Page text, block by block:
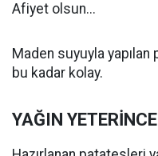
Afiyet olsun...
Maden suyuyla
bu kadar kolay.
YAĞIN